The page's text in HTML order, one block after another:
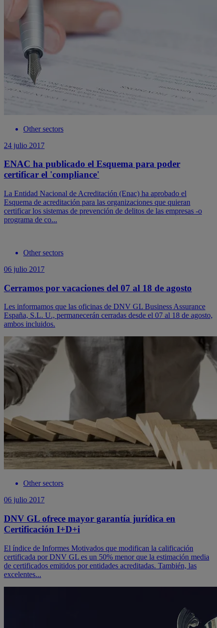
Other sectors
24 julio 2017
ENAC ha publicado el Esquema para poder
certificar el 'compliance'
La Entidad Nacional de Acreditación (Enac) ha aprobado el
Esquema de acreditación para las organizaciones que quieran
certificar los sistemas de prevención de delitos de las empresas -o
programa de co...
Other sectors
06 julio 2017
Cerramos por vacaciones del 07 al 18 de agosto
Les informamos que las oficinas de DNV GL Business Assurance
España, S.L. U., permanecerán cerradas desde el 07 al 18 de agosto,
ambos incluidos.
Other sectors
06 julio 2017
DNV GL ofrece mayor garantía jurídica en
Certificación I+D+i
El índice de Informes Motivados que modifican la calificación
certificada por DNV GL es un 50% menor que la estimación media
de certificados emitidos por entidades acreditadas. También, las
excelentes...